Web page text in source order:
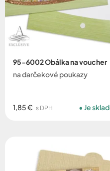
95-6002 Obálka na voucher
na darčekové poukazy
1,85 € s DPH Je